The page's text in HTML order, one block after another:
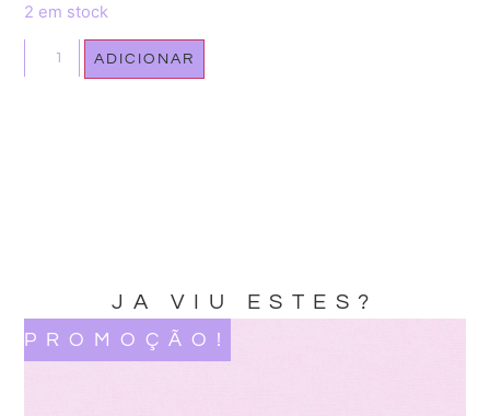
2 em stock
ADICIONAR
JA VIU ESTES?
PROMOÇÃO!